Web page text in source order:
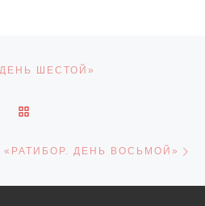
ШЕСТОЙ»
«РАТИБОР. ДЕНЬ ВОСЬМОЙ»